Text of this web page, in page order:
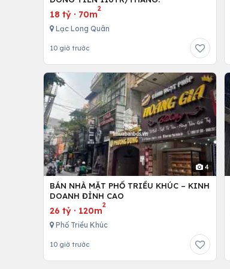
18 tỷ · 70m
2
Lạc Long Quân
10 giờ trước
4
BÁN NHÀ MẶT PHỐ TRIỀU KHÚC – KINH
DOANH ĐỈNH CAO
26 tỷ · 120m
2
Phố Triều Khúc
10 giờ trước